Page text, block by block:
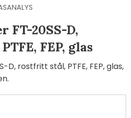
20SS-D,
FEP, glas
D, rostfritt stål, PTFE, FEP, glas,